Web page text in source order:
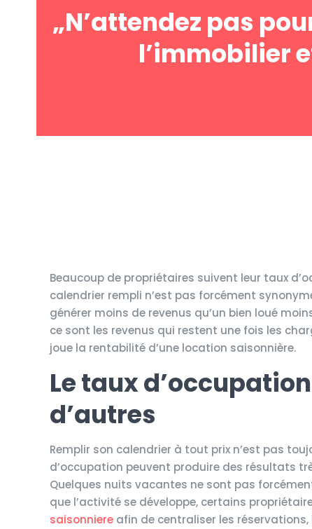
„N’attendez pas
l’immobilier
Beaucoup de propriétaires suivent leur taux
calendrier rempli n’est pas forcément
générer moins de revenus qu’un bien loué
ce sont les revenus qui restent une fois les
joue la rentabilité d’une location saisonnière.
Le taux
d’autres
Remplir son calendrier à tout prix n’est pas
d’occupation peuvent produire des résultats
Quelques nuits vacantes ne sont pas
que l’activité se développe, certains
saisonniere afin de centraliser les